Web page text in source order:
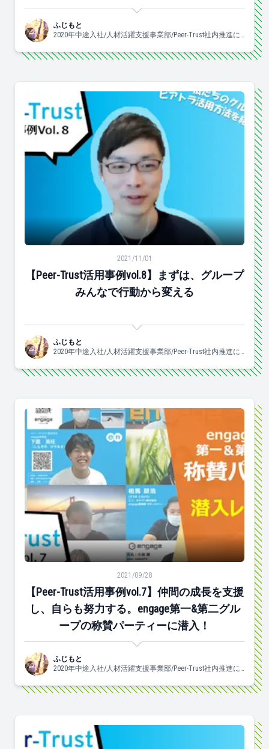
ふじもと
2020年中途入社/人材活躍支援事業部/Peer-Trust社内推進に
【Peer-Trust活用事例vol.8】まずは、グループみんなで
2021/11/01
【Peer-Trust活用事例vol.8】まずは、グループ
みんなで行動から変える
ふじもと
2020年中途入社/人材活躍支援事業部/Peer-Trust社内推進に
【Peer-Trust活用事例vol.7】仲間の成長を支援し、自ら
2021/09/28
【Peer-Trust活用事例vol.7】仲間の成長を支援
し、自らも努力する。engage第一&第二グル
ープの称賛パーティーに潜入！
ふじもと
2020年中途入社/人材活躍支援事業部/Peer-Trust社内推進に